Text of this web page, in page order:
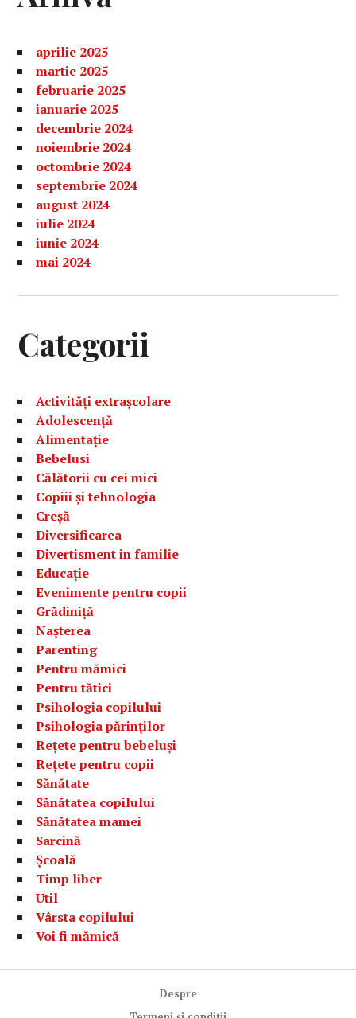
aprilie 2025
martie 2025
februarie 2025
ianuarie 2025
decembrie 2024
noiembrie 2024
octombrie 2024
septembrie 2024
august 2024
iulie 2024
iunie 2024
mai 2024
Categorii
Activități extrașcolare
Adolescență
Alimentație
Bebelusi
Călătorii cu cei mici
Copiii și tehnologia
Creșă
Diversificarea
Divertisment in familie
Educație
Evenimente pentru copii
Grădiniță
Nașterea
Parenting
Pentru mămici
Pentru tătici
Psihologia copilului
Psihologia părinților
Rețete pentru bebeluși
Rețete pentru copii
Sănătate
Sănătatea copilului
Sănătatea mamei
Sarcină
Școală
Timp liber
Util
Vârsta copilului
Voi fi mămică
Despre